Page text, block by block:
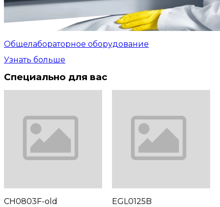
Общелабораторное оборудование
Узнать больше
Специально для вас
CH0803F-old EGL0125B